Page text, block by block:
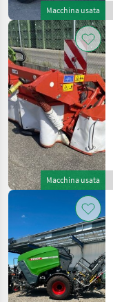
Macchina usata
Macchina usata